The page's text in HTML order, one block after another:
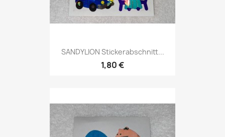
SANDYLION Stickerabschnitt...
1,80 €